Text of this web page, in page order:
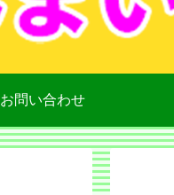
お問い合わせ